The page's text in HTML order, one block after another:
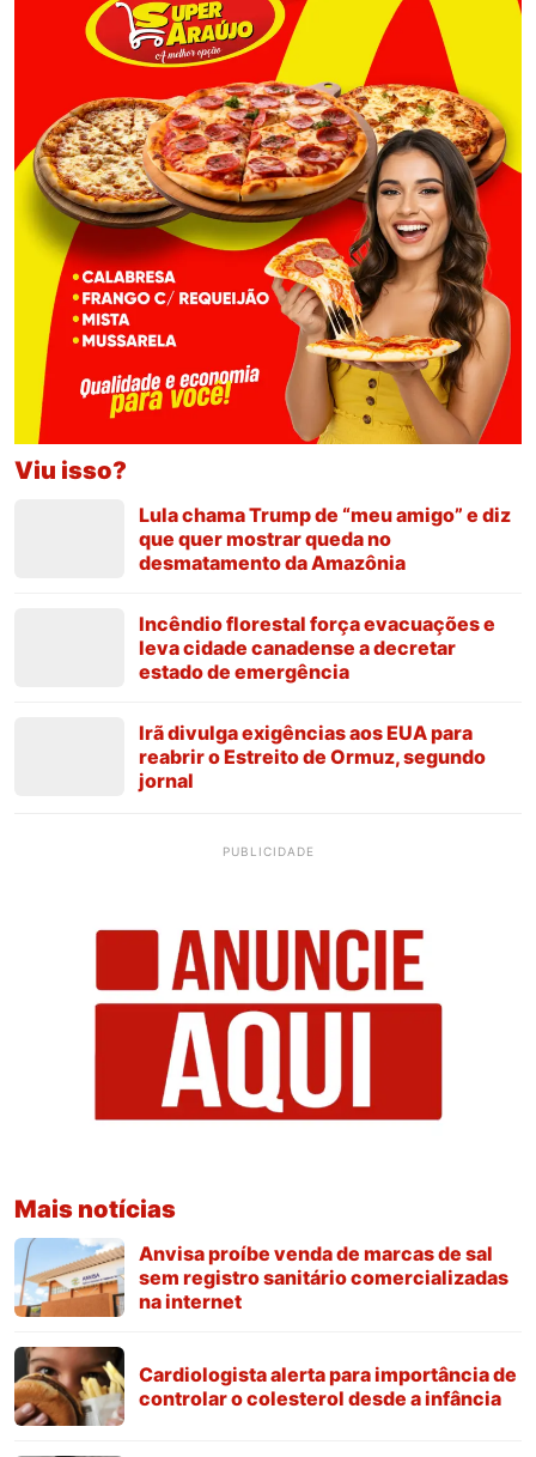
Viu isso?
Lula chama Trump de “meu amigo” e diz
que quer mostrar queda no
desmatamento da Amazônia
Incêndio florestal força evacuações e
leva cidade canadense a decretar
estado de emergência
Irã divulga exigências aos EUA para
reabrir o Estreito de Ormuz, segundo
jornal
PUBLICIDADE
Mais notícias
Anvisa proíbe venda de marcas de sal
sem registro sanitário comercializadas
na internet
Cardiologista alerta para importância de
controlar o colesterol desde a infância